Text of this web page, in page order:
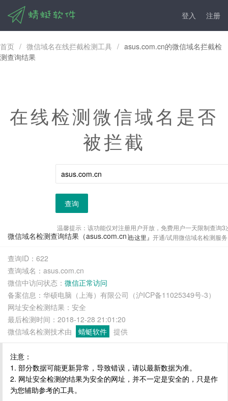
登入 注册
首页 / 微信域名在线拦截检测工具 / asus.com.cn的微信域名拦截检
测查询结果
在线检测微信域名是否
被拦截
查询
温馨提示：该功能仅对注册用户开放，免费用户一天限制查询3
击这里』 开通/试用微信域名检测服务
微信域名检测查询结果（asus.com.cn）
查询ID：622
查询域名：asus.com.cn
微信中访问状态： 微信正常访问
备案信息：华硕电脑（上海）有限公司（沪ICP备11025349号-3）
网址安全检测结果：安全
最后检测时间：2018-12-28 21:01:20
微信域名检测技术由
蜻蜓软件 提供
注意：
1. 部分数据可能更新异常，导致错误，请以最新数据为准。
2. 网址安全检测的结果为安全的网址，并不一定是安全的，只是作
为您辅助参考的工具。